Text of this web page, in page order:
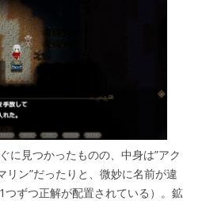
に見つかったものの、中身は”アク
リン”だったりと、微妙に名前が違
つずつ正解が配置されている）。鉱